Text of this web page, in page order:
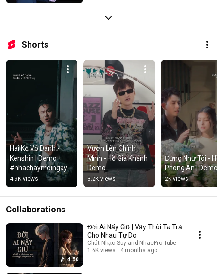
Shorts
Hai Kẻ Vô Danh -
Kenshin | Demo
#nhachaymoingay
#tamtrang
4.9K views
Vươn Lên Chính
Mình - Hồ Gia Khánh
Demo
3.2K views
Đừng Như Tôi -
Phong An | Demo
2K views
Collaborations
4:50
Đời Ai Nấy Giữ | Vậy Thôi Ta Trả
Cho Nhau Tự Do
Chút Nhạc Suy and NhacPro Tube
1.6K views
4 months ago